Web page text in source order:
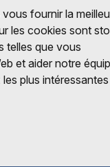
fournir la
les cookies sont
telles que vous
et aider notre
plus